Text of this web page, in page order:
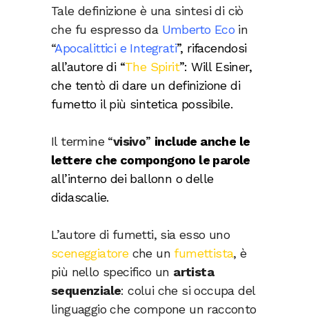
Tale definizione è una sintesi di ciò
che fu espresso da Umberto Eco in
“Apocalittici e Integrati”, rifacendosi
all’autore di “The Spirit”: Will Esiner,
che tentò di dare un definizione di
fumetto il più sintetica possibile.
Il termine “visivo” include anche le
lettere che compongono le parole
all’interno dei ballonn o delle
didascalie.
L’autore di fumetti, sia esso uno
sceneggiatoreche unfumettista, è
più nello specifico un artista
sequenziale: colui che si occupa del
linguaggio che compone un racconto